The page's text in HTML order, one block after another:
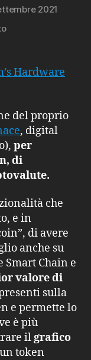
2021
su
parla
della
Fool’s
Tools
Hardware
del proprio
, digital
per
di
che
e in
di avere
anche su
Chain e
valore di
sulla
e permette lo
è più
ilgrafico
token